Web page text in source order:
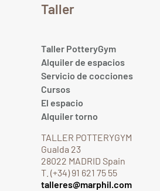
Taller
Taller PotteryGym
Alquiler de espacios
Servicio de cocciones
Cursos
El espacio
Alquiler torno
TALLER POTTERYGYM
Gualda 23
28022 MADRID Spain
T. (+34) 91 621 75 55
talleres@marphil.com